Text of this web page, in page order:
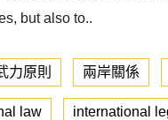
but also to..
力原則 兩岸關係
law international